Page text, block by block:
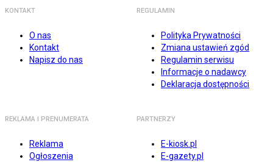
KONTAKT
O nas
Kontakt
Napisz do nas
REGULAMIN
Polityka Prywatności
Zmiana ustawień zgód
Regulamin serwisu
Informacje o nadawcy
Deklaracja dostępności
REKLAMA I PRENUMERATA
Reklama
Ogłoszenia
PARTNERZY
E-kiosk.pl
E-gazety.pl